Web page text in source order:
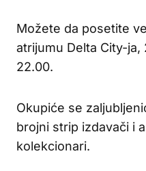
Možete da posetite
atrijumu Delta City-ja,
22.00.
Okupiće se
brojni strip izdavači i
kolekcionari.